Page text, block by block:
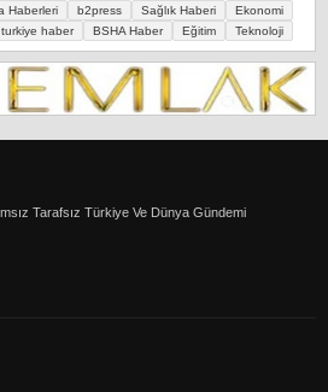
Haberleri b2press Sağlık Haberi
Ekonomi
turkiye haber BSHA Haber Eğitim Teknoloji
Tarafsız Türkiye Ve Dünya Gündemi